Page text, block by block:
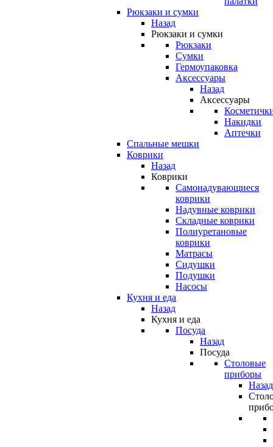
Рюкзаки и сумки
Назад
Рюкзаки и сумки
Рюкзаки
Сумки
Гермоупаковка
Аксессуары
Назад
Аксессуары
Накидки
Аптечки
Спальные мешки
Коврики
Назад
Коврики
Самонадувающиеся
коврики
Надувные коврики
Складные коврики
Полиуретановые
коврики
Матрасы
Сидушки
Подушки
Насосы
Кухня и еда
Назад
Кухня и еда
Посуда
Назад
Посуда
Столовые
приборы
Назад